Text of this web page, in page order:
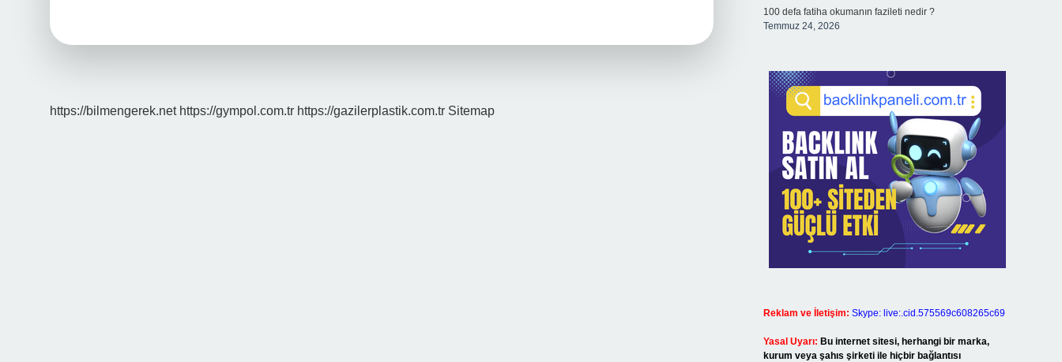
https://bilmengerek.net https://gympol.com.tr https://gazilerplastik.com.tr Sitemap
100 defa fatiha okumanın fazileti nedir ?
Temmuz 24, 2026
Reklam ve İletişim: Skype: live:.cid.575569c608265c69
Yasal Uyarı: Bu internet sitesi, herhangi bir marka,
kurum veya şahıs şirketi ile hiçbir bağlantısı